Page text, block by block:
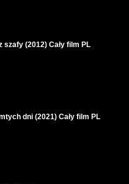
szafy (2012) Cały film PL
dni (2021) Cały film PL